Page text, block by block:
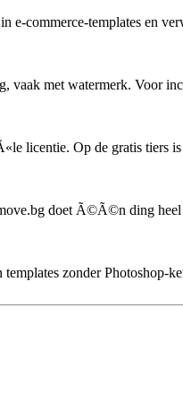
commerce-templates en
met watermerk. Voor
licentie. Op de gratis tiers
doet Ã©Ã©n ding
zonder